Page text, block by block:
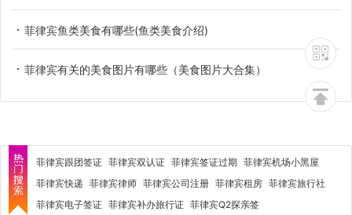
菲律宾鱼类美食有哪些(鱼类美食介绍)
菲律宾有关的美食图片有哪些（美食图片大合集）
菲律宾跟团签证 菲律宾双认证 菲律宾签证过期 菲律宾机场小黑屋
菲律宾快递 菲律宾律师 菲律宾公司注册 菲律宾租房 菲律宾旅行社
菲律宾电子签证 菲律宾补办旅行证 菲律宾Q2探亲签